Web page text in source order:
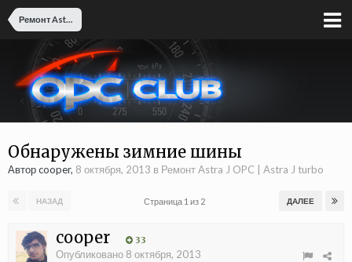
Ремонт Astra J OPC | Astra J turbo
Обнаружены зимние шины
Автор cooper, 8 октября, 2013 в Ремонт Astra J OPC | Astra J turbo
НАЗАД ДАЛЕЕ
Страница 1 из 2
cooper 33
Опубликовано 8 октября, 2013